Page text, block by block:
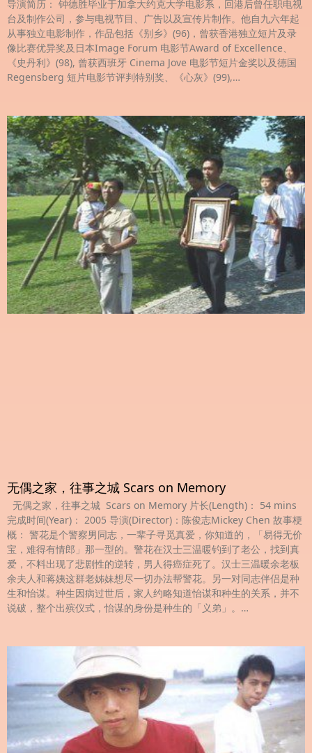
导演简历： 钟德胜毕业于加拿大约克大学电影系，回港后曾任职电视
台及制作公司，参与电视节目、广告以及宣传片制作。他自九六年起
从事独立电影制作，作品包括《别乡》(96)，曾获香港独立短片及录
像比赛优异奖及日本Image Forum 电影节Award of Excellence、
《史丹利》(98), 曾获西班牙 Cinema Jove 电影节短片金奖以及德国
Regensberg 短片电影节评判特别奖、《心灰》(99),…
无偶之家，往事之城 Scars on Memory
无偶之家，往事之城 Scars on Memory 片长(Length)： 54 mins
完成时间(Year)： 2005 导演(Director)：陈俊志Mickey Chen 故事梗
概： 警花是个警察男同志，一辈子寻觅真爱，你知道的，「易得无价
宝，难得有情郎」那一型的。警花在汉士三温暖钓到了老公，找到真
爱，不料出现了悲剧性的逆转，男人得癌症死了。汉士三温暖余老板
余夫人和蒋姨这群老姊妹想尽一切办法帮警花。另一对同志伴侣是种
生和怡谋。种生因病过世后，家人约略知道怡谋和种生的关系，并不
说破，整个出殡仪式，怡谋的身份是种生的「义弟」。…